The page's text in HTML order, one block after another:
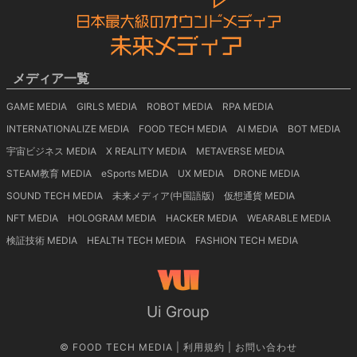
メディア一覧
GAME MEDIA GIRLS MEDIA ROBOT MEDIA
RPA MEDIA
INTERNATIONALIZE MEDIA
FOOD TECH MEDIA AI MEDIA
BOT MEDIA
宇宙ビジネス MEDIA
X REALITY MEDIA
METAVERSE MEDIA
STEAM教育 MEDIA
eSports MEDIA UX MEDIA
DRONE MEDIA
SOUND TECH MEDIA
未来メディア(中国語版)
仮想通貨 MEDIA
NFT MEDIA
HOLOGRAM MEDIA HACKER MEDIA
WEARABLE MEDIA
検証技術 MEDIA
HEALTH TECH MEDIA FASHION TECH MEDIA
Ui Group
© FOOD TECH MEDIA 利用規約 お問い合わせ